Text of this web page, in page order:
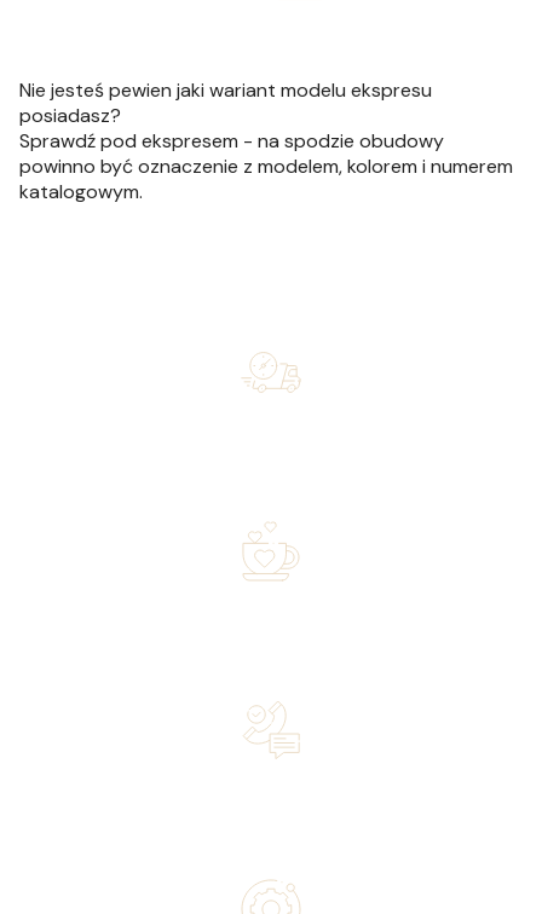
Nie jesteś pewien jaki wariant modelu ekspresu
posiadasz?
Sprawdź pod ekspresem - na spodzie obudowy
powinno być oznaczenie z modelem, kolorem i numerem
katalogowym.